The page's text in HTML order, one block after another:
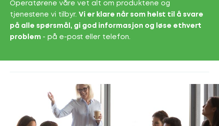
Operatørene våre vet alt om produktene og
tjenestene vi tilbyr. Vi er klare når som helst til å svare
på alle spørsmål, gi god informasjon og løse ethvert
problem - på e-post eller telefon.